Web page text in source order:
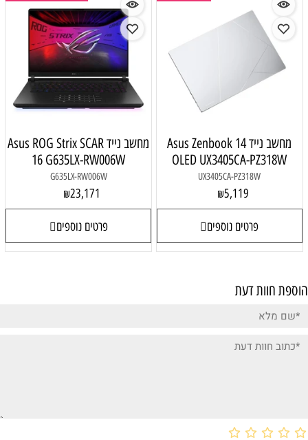
מחשב נייד Asus Zenbook 14
OLED UX3405CA-PZ318W
UX3405CA-PZ318W
₪5,119
פרטים נוספים
מחשב נייד Asus ROG Strix SCAR
16 G635LX-RW006W
G635LX-RW006W
₪23,171
פרטים נוספים
הוספת חוות דעת